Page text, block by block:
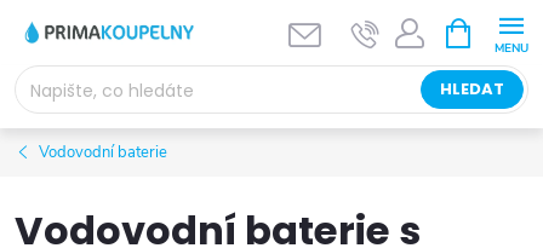
obsah
HLEDAT
NÁKUPNÍ
KOŠÍK
Vodovodní baterie
Vodovodní baterie s